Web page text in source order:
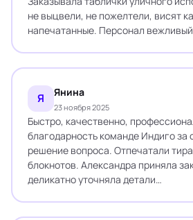
не выцвели, не пожелтели, висят
напечатанные. Персонал
Я Янина
23 ноября 2025
Быстро, качественно,
благодарность команде Индиго за
решение вопроса. Отпечатали
блокнотов. Александра приняла
деликатно уточняла детали…